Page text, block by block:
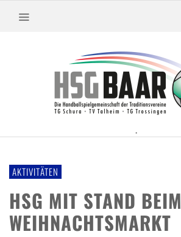
.
AKTIVITÄTEN
HSG MIT STAND BEIM
WEIHNACHTSMARKT